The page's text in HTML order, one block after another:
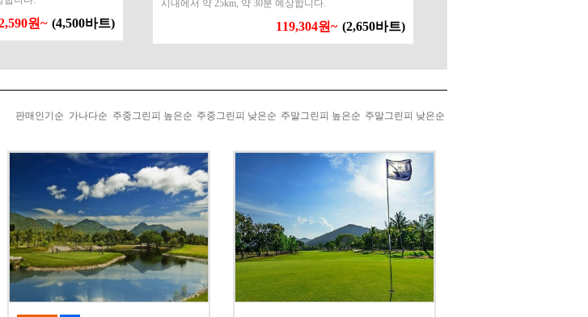
원~ (4,500바트)
시내에서 약 25km, 약 30분 예상합니다.
119,304원~ (2,650바트)
판매인기순 가나다순 주중그린피 높은순 주중그린피 낮은순 주말그린피 높은순 주말그린피 낮은순